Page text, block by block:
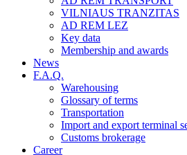
VILNIAUS TRANZITAS
AD REM LEZ
Key data
Membership and awards
News
F.A.Q.
Warehousing
Glossary of terms
Transportation
Import and export terminal
Customs brokerage
Career